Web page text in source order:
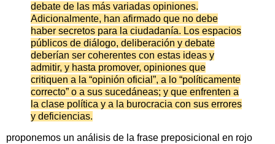
debate de las más variadas opiniones.
Adicionalmente, han afirmado que no debe
haber secretos para la ciudadanía. Los espacios
públicos de diálogo, deliberación y debate
deberían ser coherentes con estas ideas y
admitir, y hasta promover, opiniones que
critiquen a la “opinión oficial”, a lo “políticamente
correcto” o a sus sucedáneas; y que enfrenten a
la clase política y a la burocracia con sus errores
y deficiencias.
proponemos un análisis de la frase preposicional en rojo